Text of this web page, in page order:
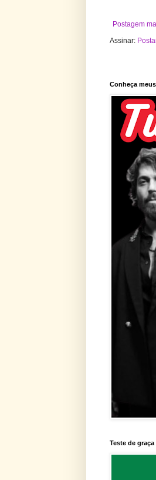
Postagem
Assinar:
Conheça
Teste de